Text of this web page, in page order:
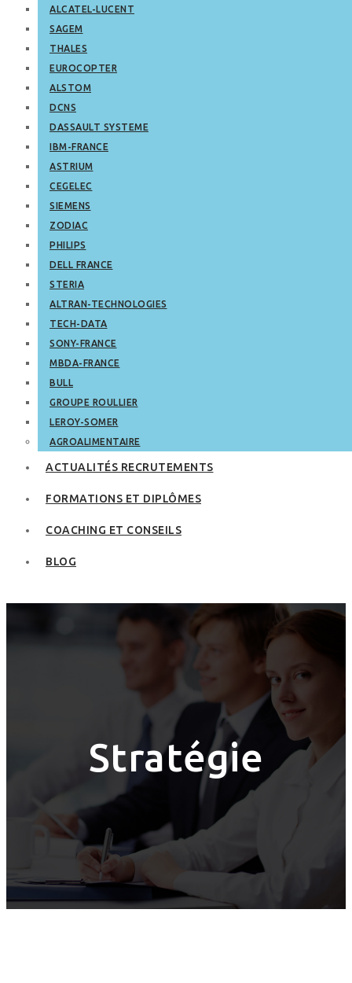
ALCATEL-LUCENT
SAGEM
THALES
EUROCOPTER
ALSTOM
DCNS
DASSAULT SYSTEME
IBM-FRANCE
ASTRIUM
CEGELEC
SIEMENS
ZODIAC
PHILIPS
DELL FRANCE
STERIA
ALTRAN-TECHNOLOGIES
TECH-DATA
SONY-FRANCE
MBDA-FRANCE
BULL
GROUPE ROULLIER
LEROY-SOMER
AGROALIMENTAIRE
ACTUALITÉS RECRUTEMENTS
FORMATIONS ET DIPLÔMES
COACHING ET CONSEILS
BLOG
Stratégie